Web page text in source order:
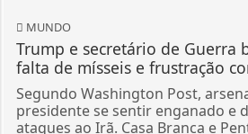
MUNDO
Trump e secretário de Guerra
falta de mísseis e frustração
Segundo Washington Post,
presidente se sentir enganado e
ataques ao Irã. Casa Branca e